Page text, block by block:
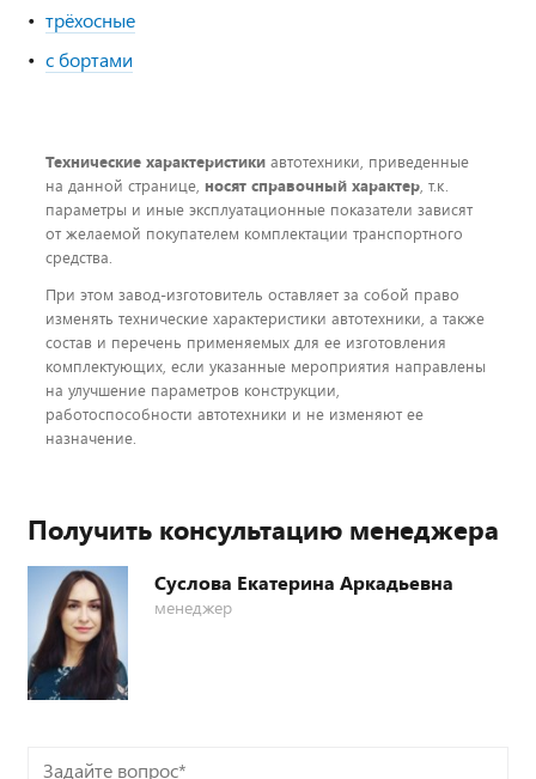
трёхосные
с бортами
Технические характеристики автотехники, приведенные
на данной странице, носят справочный характер, т.к.
параметры и иные эксплуатационные показатели зависят
от желаемой покупателем комплектации транспортного
средства.
При этом завод-изготовитель оставляет за собой право
изменять технические характеристики автотехники, а также
состав и перечень применяемых для ее изготовления
комплектующих, если указанные мероприятия направлены
на улучшение параметров конструкции,
работоспособности автотехники и не изменяют ее
назначение.
Получить консультацию менеджера
Суслова Екатерина Аркадьевна
менеджер
Задайте